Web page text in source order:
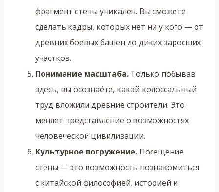
фрагмент стены уникален. Вы сможете
сделать кадры, которых нет ни у кого — от
древних боевых башен до диких заросших
участков.
Понимание масштаба. Только побывав
здесь, вы осознаёте, какой колоссальный
труд вложили древние строители. Это
меняет представление о возможностях
человеческой цивилизации.
Культурное погружение. Посещение
стены — это возможность познакомиться
с китайской философией, историей и